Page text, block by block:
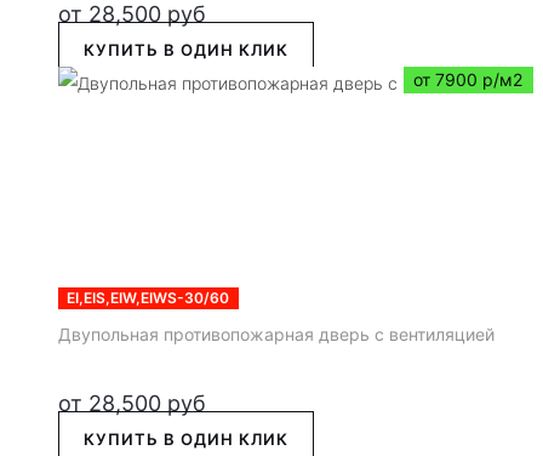
от 28,500 руб
КУПИТЬ В ОДИН КЛИК
от 7900 р/м2
EI,EIS,EIW,EIWS-30/60
Двупольная противопожарная дверь с вентиляцией
от 28,500 руб
КУПИТЬ В ОДИН КЛИК